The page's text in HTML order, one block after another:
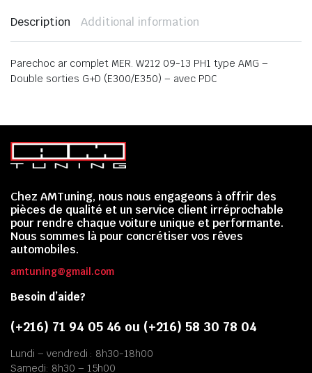
Description Additional information
Parechoc ar complet MER. W212 09-13 PH1 type AMG –
Double sorties G+D (E300/E350) – avec PDC
Chez AMTuning, nous nous engageons à offrir des
pièces de qualité et un service client irréprochable
pour rendre chaque voiture unique et performante.
Nous sommes là pour concrétiser vos rêves
automobiles.
amtuning@gmail.com
Besoin d’aide?
(+216) 71 94 05 46 ou (+216) 58 30 78 04
Lundi – vendredi : 8h30-18h00
Samedi: 8h30 – 15h00